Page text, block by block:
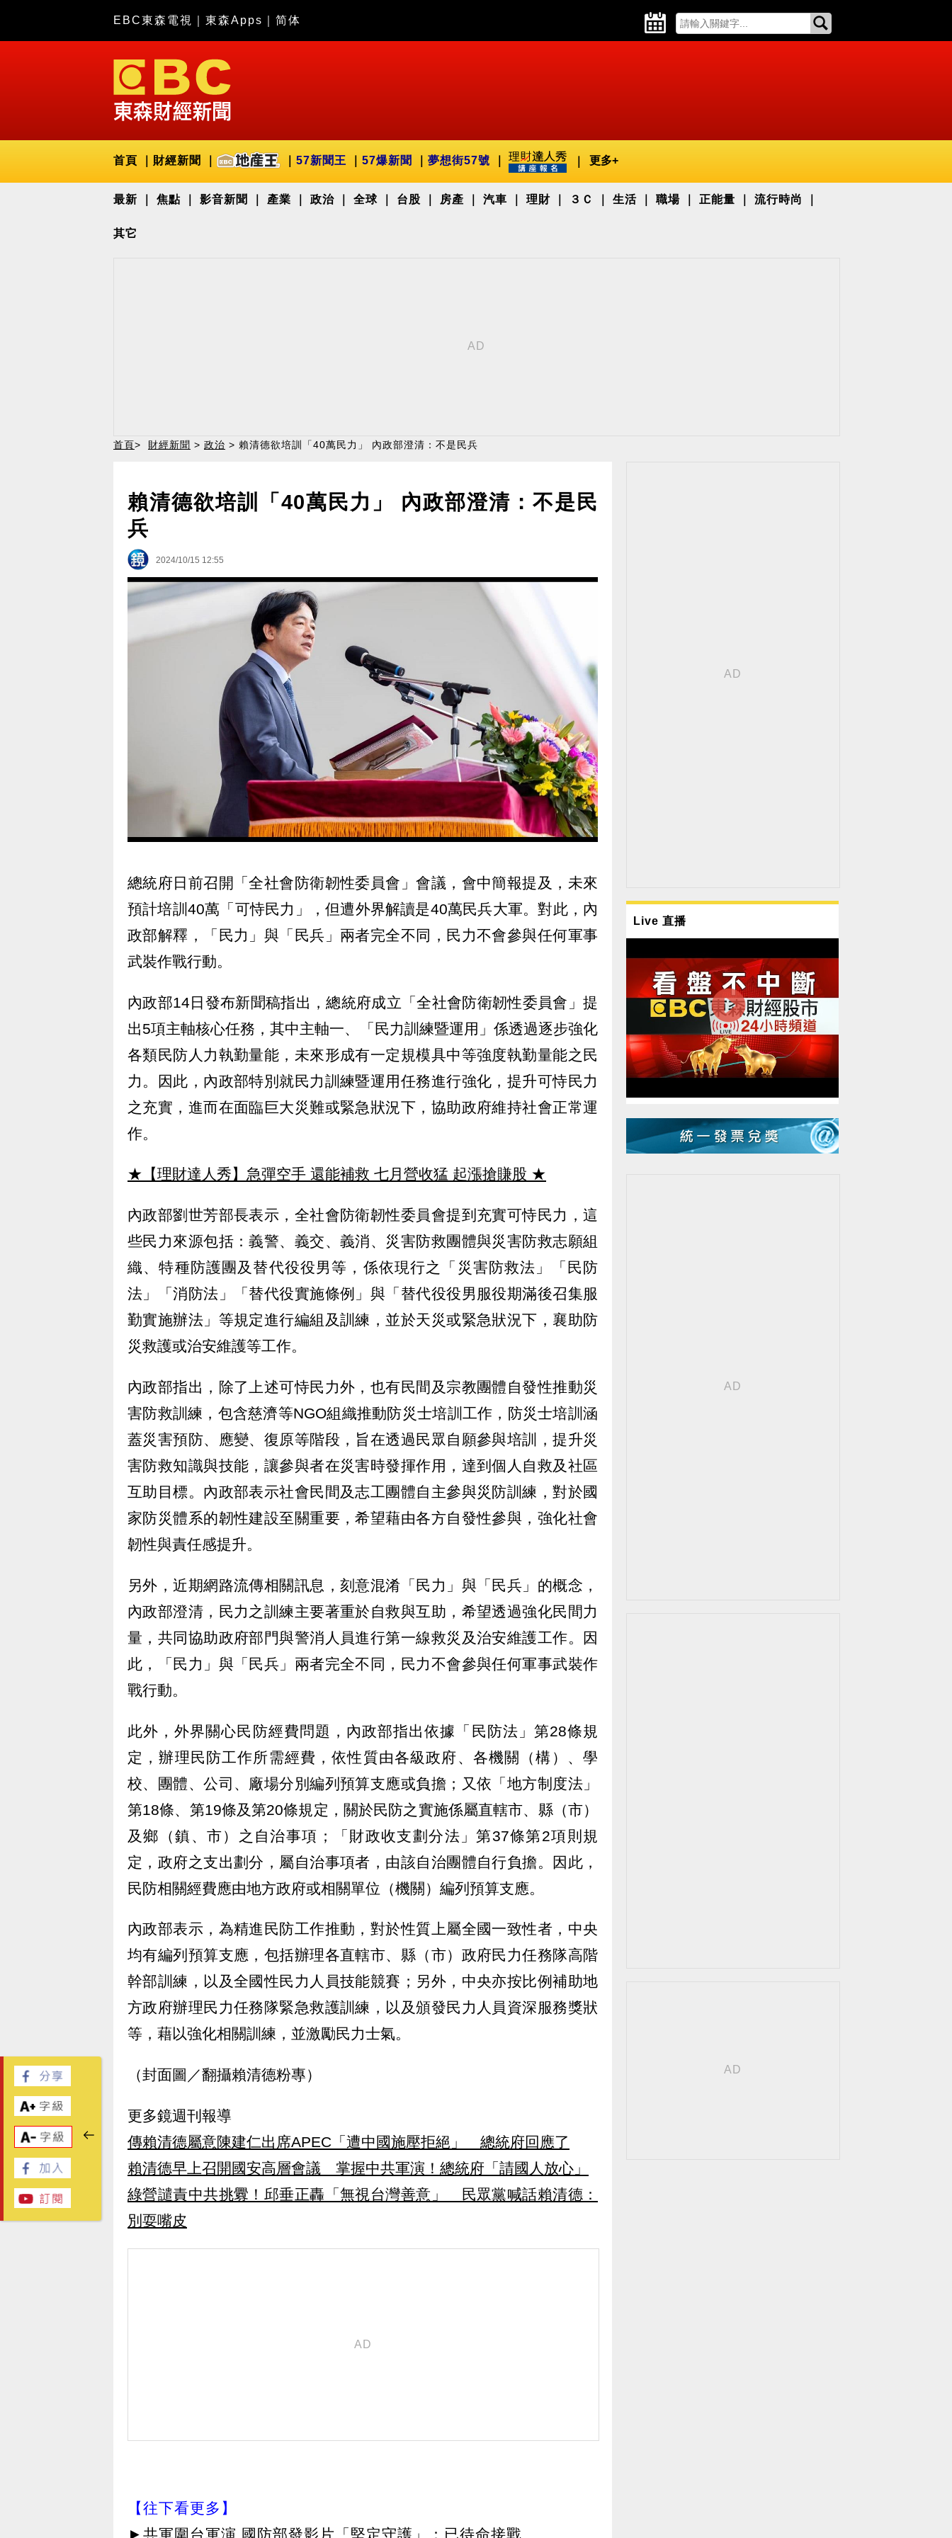
EBC東森電視 東森Apps 简体
首頁 財經新聞 57新聞王 57爆新聞 夢想街57號 更多+
最新 焦點 影音新聞 產業 政治 全球 台股 房產 汽車 理財 ３Ｃ 生活 職場 正能量 流行時尚
其它
首頁> 財經新聞 > 政治 > 賴清德欲培訓「40萬民力」 內政部澄清：不是民兵
賴清德欲培訓「40萬民力」 內政部澄清：不是民
兵
2024/10/15 12:55
總統府日前召開「全社會防衛韌性委員會」會議，會中簡報提及，未來
預計培訓40萬「可恃民力」，但遭外界解讀是40萬民兵大軍。對此，內
政部解釋，「民力」與「民兵」兩者完全不同，民力不會參與任何軍事
武裝作戰行動。
內政部14日發布新聞稿指出，總統府成立「全社會防衛韌性委員會」提
出5項主軸核心任務，其中主軸一、「民力訓練暨運用」係透過逐步強化
各類民防人力執勤量能，未來形成有一定規模具中等強度執勤量能之民
力。因此，內政部特別就民力訓練暨運用任務進行強化，提升可恃民力
之充實，進而在面臨巨大災難或緊急狀況下，協助政府維持社會正常運
作。
★【理財達人秀】急彈空手 還能補救 七月營收猛 起漲搶賺股 ★
內政部劉世芳部長表示，全社會防衛韌性委員會提到充實可恃民力，這
些民力來源包括：義警、義交、義消、災害防救團體與災害防救志願組
織、特種防護團及替代役役男等，係依現行之「災害防救法」「民防
法」「消防法」「替代役實施條例」與「替代役役男服役期滿後召集服
勤實施辦法」等規定進行編組及訓練，並於天災或緊急狀況下，襄助防
災救護或治安維護等工作。
內政部指出，除了上述可恃民力外，也有民間及宗教團體自發性推動災
害防救訓練，包含慈濟等NGO組織推動防災士培訓工作，防災士培訓涵
蓋災害預防、應變、復原等階段，旨在透過民眾自願參與培訓，提升災
害防救知識與技能，讓參與者在災害時發揮作用，達到個人自救及社區
互助目標。內政部表示社會民間及志工團體自主參與災防訓練，對於國
家防災體系的韌性建設至關重要，希望藉由各方自發性參與，強化社會
韌性與責任感提升。
另外，近期網路流傳相關訊息，刻意混淆「民力」與「民兵」的概念，
內政部澄清，民力之訓練主要著重於自救與互助，希望透過強化民間力
量，共同協助政府部門與警消人員進行第一線救災及治安維護工作。因
此，「民力」與「民兵」兩者完全不同，民力不會參與任何軍事武裝作
戰行動。
此外，外界關心民防經費問題，內政部指出依據「民防法」第28條規
定，辦理民防工作所需經費，依性質由各級政府、各機關（構）、學
校、團體、公司、廠場分別編列預算支應或負擔；又依「地方制度法」
第18條、第19條及第20條規定，關於民防之實施係屬直轄市、縣（市）
及鄉（鎮、市）之自治事項；「財政收支劃分法」第37條第2項則規
定，政府之支出劃分，屬自治事項者，由該自治團體自行負擔。因此，
民防相關經費應由地方政府或相關單位（機關）編列預算支應。
內政部表示，為精進民防工作推動，對於性質上屬全國一致性者，中央
均有編列預算支應，包括辦理各直轄市、縣（市）政府民力任務隊高階
幹部訓練，以及全國性民力人員技能競賽；另外，中央亦按比例補助地
方政府辦理民力任務隊緊急救護訓練，以及頒發民力人員資深服務獎狀
等，藉以強化相關訓練，並激勵民力士氣。
（封面圖／翻攝賴清德粉專）
更多鏡週刊報導
傳賴清德屬意陳建仁出席APEC「遭中國施壓拒絕」 總統府回應了
賴清德早上召開國安高層會議 掌握中共軍演！總統府「請國人放心」
綠營譴責中共挑釁！邱垂正轟「無視台灣善意」 民眾黨喊話賴清德：
別耍嘴皮
【往下看更多】
► 共軍圍台軍演 國防部發影片「堅定守護」：已待命接戰
Live 直播